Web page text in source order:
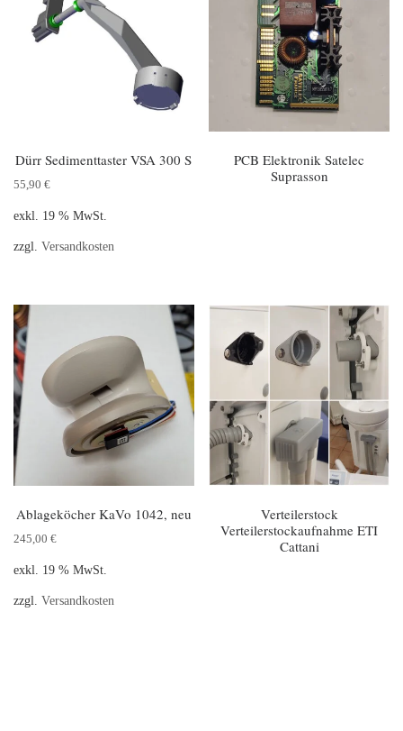
Dürr Sedimenttaster VSA 300 S
55,90 €
exkl. 19 % MwSt.
zzgl. Versandkosten
PCB Elektronik Satelec
Suprasson
Ablageköcher KaVo 1042, neu
245,00 €
exkl. 19 % MwSt.
zzgl. Versandkosten
Verteilerstock
Verteilerstockaufnahme ETI
Cattani